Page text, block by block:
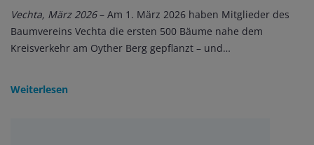
Vechta, März 2026– Am 1. März 2026 haben Mitglieder des
Baumvereins Vechta die ersten 500 Bäume nahe dem
Kreisverkehr am Oyther Berg gepflanzt – und…
Weiterlesen